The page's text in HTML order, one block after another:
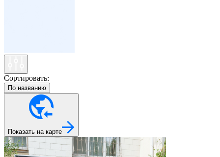
Сортировать:
По названию
Показать на карте